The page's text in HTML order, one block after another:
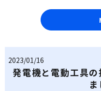
2023/01/16
発電機と電動工具
ま